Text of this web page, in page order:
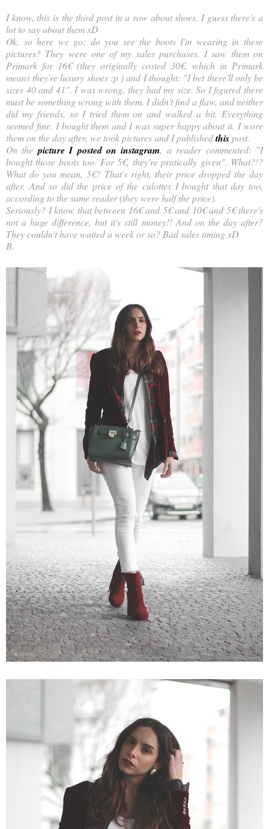
I know, this is the third post in a row about shoes. I guess there's a
lot to say about them xD
Ok, so here we go: do you see the boots I'm wearing in these
pictures? They were one of my sales purchases. I saw them on
Primark for 16€ (they originally costed 30€, which in Primark
means they're luxury shoes :p ) and I thought: "I bet there'll only be
sizes 40 and 41". I was wrong, they had my size. So I figured there
must be something wrong with them. I didn't find a flaw, and neither
did my friends, so I tried them on and walked a bit. Everything
seemed fine. I bought them and I was super happy about it. I wore
them on the day after, we took pictures and I publishedthispost.
On the picture I posted on instagram, a reader commented: "I
bought those boots too. For 5€, they're pratically given". What?!?
What do you mean, 5€? That's right, their price dropped the day
after. And so did the price of the culottes I bought that day too,
according to the same reader (they were half the price).
Seriously? I know that between 16€ and 5€ and 10€ and 5€ there's
not a huge difference, but it's still money!! And on the day after?
They couldn't have waited a week or so? Bad sales timing xD
B.